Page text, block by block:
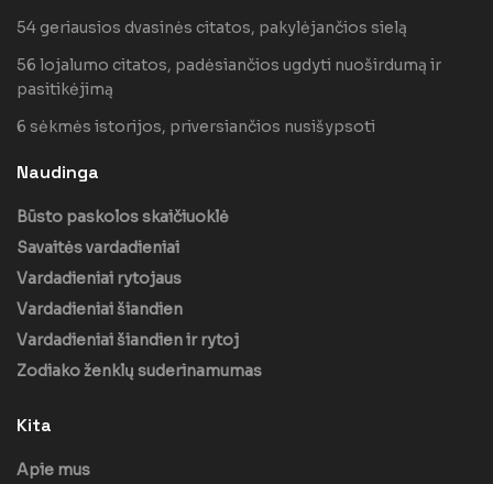
54 geriausios dvasinės citatos, pakylėjančios sielą
56 lojalumo citatos, padėsiančios ugdyti nuoširdumą ir
pasitikėjimą
6 sėkmės istorijos, priversiančios nusišypsoti
Naudinga
Būsto paskolos skaičiuoklė
Savaitės vardadieniai
Vardadieniai rytojaus
Vardadieniai šiandien
Vardadieniai šiandien ir rytoj
Zodiako ženklų suderinamumas
Kita
Apie mus